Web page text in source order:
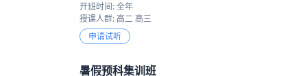
开班时间: 全年
授课人群: 高二 高三
申请试听
暑假预科集训班